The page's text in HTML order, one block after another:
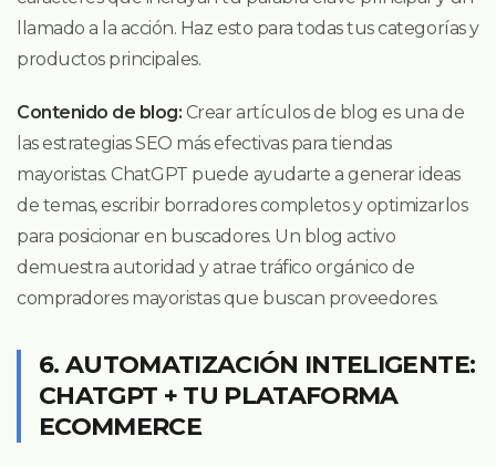
llamado a la acción. Haz esto para todas tus categorías y
productos principales.
Contenido de blog: Crear artículos de blog es una de
las estrategias SEO más efectivas para tiendas
mayoristas. ChatGPT puede ayudarte a generar ideas
de temas, escribir borradores completos y optimizarlos
para posicionar en buscadores. Un blog activo
demuestra autoridad y atrae tráfico orgánico de
compradores mayoristas que buscan proveedores.
6. AUTOMATIZACIÓN INTELIGENTE:
CHATGPT + TU PLATAFORMA
ECOMMERCE